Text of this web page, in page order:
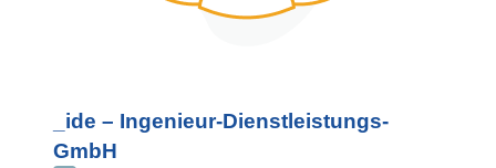
_ide – Ingenieur-Dienstleistungs-
GmbH